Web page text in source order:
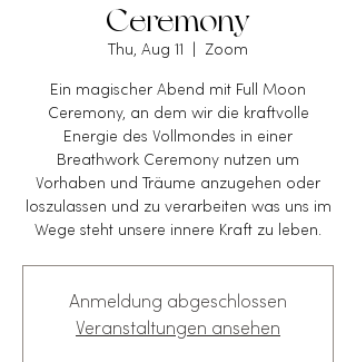
Ceremony
Thu, Aug 11 Zoom
Ein magischer Abend mit Full Moon
Ceremony, an dem wir die kraftvolle
Energie des Vollmondes in einer
Breathwork Ceremony nutzen um
Vorhaben und Träume anzugehen oder
loszulassen und zu verarbeiten was uns im
Wege steht unsere innere Kraft zu leben.
Anmeldung abgeschlossen
Veranstaltungen ansehen